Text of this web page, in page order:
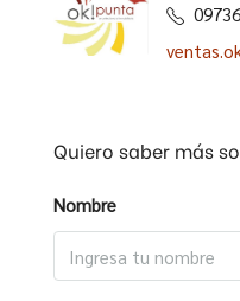
Quiero saber más
Nombre